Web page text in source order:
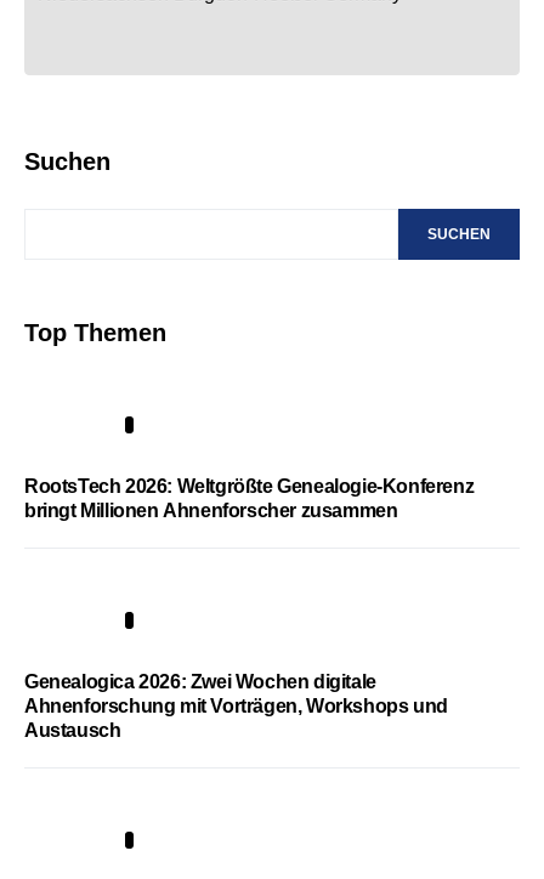
Suchen
SUCHEN
Top Themen
RootsTech 2026: Weltgrößte Genealogie-Konferenz
bringt Millionen Ahnenforscher zusammen
Genealogica 2026: Zwei Wochen digitale
Ahnenforschung mit Vorträgen, Workshops und
Austausch